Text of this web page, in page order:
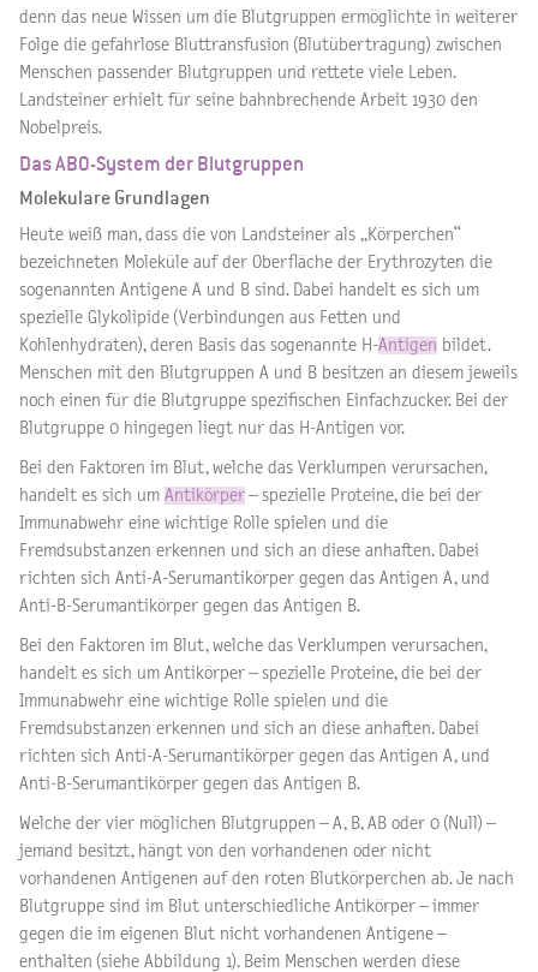
denn das neue Wissen um die Blutgruppen ermöglichte in weiterer
Folge die gefahrlose Bluttransfusion (Blutübertragung) zwischen
Menschen passender Blutgruppen und rettete viele Leben.
Landsteiner erhielt für seine bahnbrechende Arbeit 1930 den
Nobelpreis.
Das AB0-System der Blutgruppen
Molekulare Grundlagen
Heute weiß man, dass die von Landsteiner als „Körperchen“
bezeichneten Moleküle auf der Oberfläche der Erythrozyten die
sogenannten Antigene A und B sind. Dabei handelt es sich um
spezielle Glykolipide (Verbindungen aus Fetten und
Kohlenhydraten), deren Basis das sogenannte H-Antigen bildet.
Menschen mit den Blutgruppen A und B besitzen an diesem jeweils
noch einen für die Blutgruppe spezifischen Einfachzucker. Bei der
Blutgruppe 0 hingegen liegt nur das H-Antigen vor.
Bei den Faktoren im Blut, welche das Verklumpen verursachen,
handelt es sich um Antikörper – spezielle Proteine, die bei der
Immunabwehr eine wichtige Rolle spielen und die
Fremdsubstanzen erkennen und sich an diese anhaften. Dabei
richten sich Anti-A-Serumantikörper gegen das Antigen A, und
Anti-B-Serumantikörper gegen das Antigen B.
Bei den Faktoren im Blut, welche das Verklumpen verursachen,
handelt es sich um Antikörper – spezielle Proteine, die bei der
Immunabwehr eine wichtige Rolle spielen und die
Fremdsubstanzen erkennen und sich an diese anhaften. Dabei
richten sich Anti-A-Serumantikörper gegen das Antigen A, und
Anti-B-Serumantikörper gegen das Antigen B.
Welche der vier möglichen Blutgruppen – A, B, AB oder 0 (Null) –
jemand besitzt, hängt von den vorhandenen oder nicht
vorhandenen Antigenen auf den roten Blutkörperchen ab. Je nach
Blutgruppe sind im Blut unterschiedliche Antikörper – immer
gegen die im eigenen Blut nicht vorhandenen Antigene –
enthalten (siehe Abbildung 1). Beim Menschen werden diese